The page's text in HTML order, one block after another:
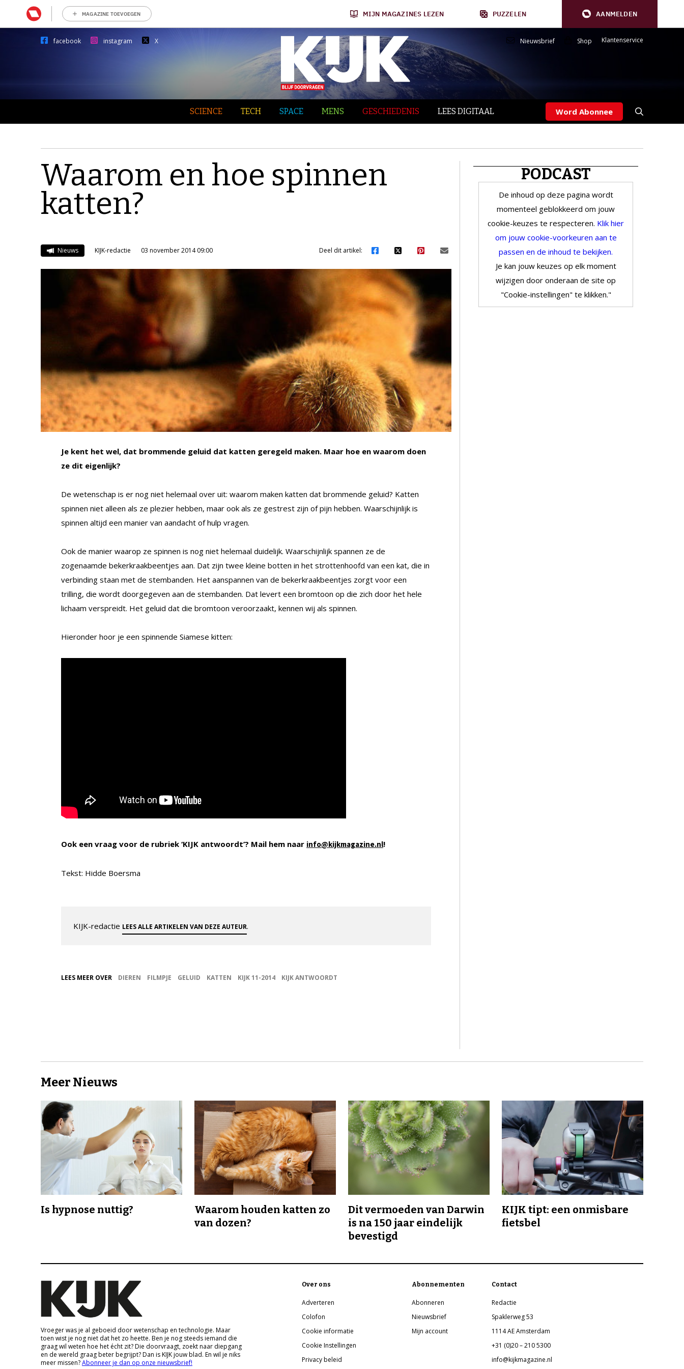
MAGAZINE TOEVOEGEN MIJN MAGAZINES LEZEN PUZZELEN AANMELDEN
facebook instagram X Nieuwsbrief Shop Klantenservice
SCIENCE TECH SPACE MENS GESCHIEDENIS LEES DIGITAAL Word Abonnee
Waarom en hoe spinnen
katten?
Nieuws KIJK-redactie 03 november 2014 09:00 Deel dit artikel:
Je kent het wel, dat brommende geluid dat katten geregeld maken. Maar hoe en waarom doen
ze dit eigenlijk?
De wetenschap is er nog niet helemaal over uit: waarom maken katten dat brommende geluid? Katten
spinnen niet alleen als ze plezier hebben, maar ook als ze gestrest zijn of pijn hebben. Waarschijnlijk is
spinnen altijd een manier van aandacht of hulp vragen.
Ook de manier waarop ze spinnen is nog niet helemaal duidelijk. Waarschijnlijk spannen ze de
zogenaamde bekerkraakbeentjes aan. Dat zijn twee kleine botten in het strottenhoofd van een kat, die in
verbinding staan met de stembanden. Het aanspannen van de bekerkraakbeentjes zorgt voor een
trilling, die wordt doorgegeven aan de stembanden. Dat levert een bromtoon op die zich door het hele
lichaam verspreidt. Het geluid dat die bromtoon veroorzaakt, kennen wij als spinnen.
Hieronder hoor je een spinnende Siamese kitten:
Ook een vraag voor de rubriek ‘KIJK antwoordt’? Mail hem naar info@kijkmagazine.nl!
Tekst: Hidde Boersma
KIJK-redactie LEES ALLE ARTIKELEN VAN DEZE AUTEUR.
LEES MEER OVER DIEREN FILMPJE GELUID KATTEN KIJK 11-2014 KIJK ANTWOORDT
PODCAST
De inhoud op deze pagina wordt
momenteel geblokkeerd om jouw
cookie-keuzes te respecteren. Klik hier
om jouw cookie-voorkeuren aan te
passen en de inhoud te bekijken.
Je kan jouw keuzes op elk moment
wijzigen door onderaan de site op
"Cookie-instellingen" te klikken."
Meer Nieuws
Is hypnose nuttig?
Waarom houden katten zo
van dozen?
Dit vermoeden van Darwin
is na 150 jaar eindelijk
bevestigd
KIJK tipt: een onmisbare
fietsbel
Vroeger was je al geboeid door wetenschap en technologie. Maar
toen wist je nog niet dat het zo heette. Ben je nog steeds iemand die
graag wil weten hoe het écht zit? Die doorvraagt, zoekt naar diepgang
en de wereld graag beter begrijpt? Dan is KIJK jouw blad. En wil je niks
meer missen?Abonneer je dan op onze nieuwsbrief!
Over ons
Adverteren
Colofon
Cookie informatie
Cookie Instellingen
Privacy beleid
Abonnementen
Abonneren
Nieuwsbrief
Mijn account
Contact
Redactie
Spaklerweg 53
1114 AE Amsterdam
+31 (0)20 – 210 5300
info@kijkmagazine.nl